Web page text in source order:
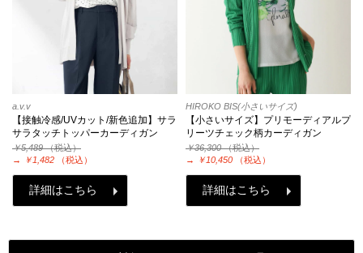
a.v.v
【接触冷感/UVカット/新色追加】サラ
サラタッチトッパーカーディガン
￥5,489（税込）
→
￥1,482 （税込）
詳細はこちら
HIROKO BIS(小さいサイズ)
【小さいサイズ】プリモーディアルプ
リーツチェック柄カーディガン
￥36,300（税込）
→
￥10,450 （税込）
詳細はこちら